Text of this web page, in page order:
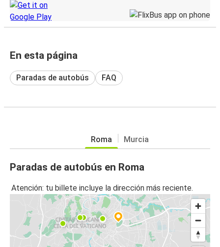
En esta página
Paradas de autobús FAQ
Roma Murcia
Paradas de autobús en Roma
Atención: tu billete incluye la dirección más reciente.